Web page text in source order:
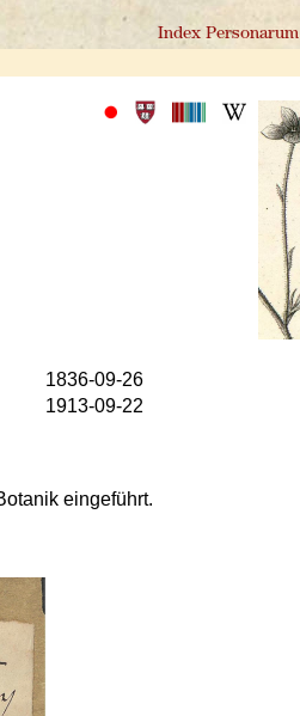
Index Personarum
1836-09-26
1913-09-22
eingeführt.